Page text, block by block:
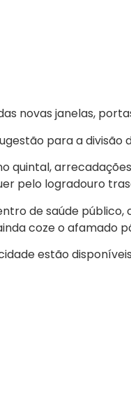
novas janelas,
para a divisão
quintal,
pelo logradouro
de saúde
coze o
estão